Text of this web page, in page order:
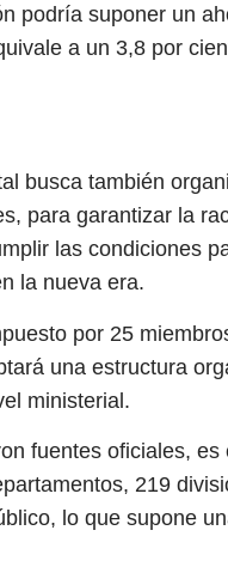
podría suponer un
a un 3,8 por
busca también
para garantizar la
las condiciones
la nueva era.
por 25
una estructura
ministerial.
fuentes oficiales, es
219
lo que supone